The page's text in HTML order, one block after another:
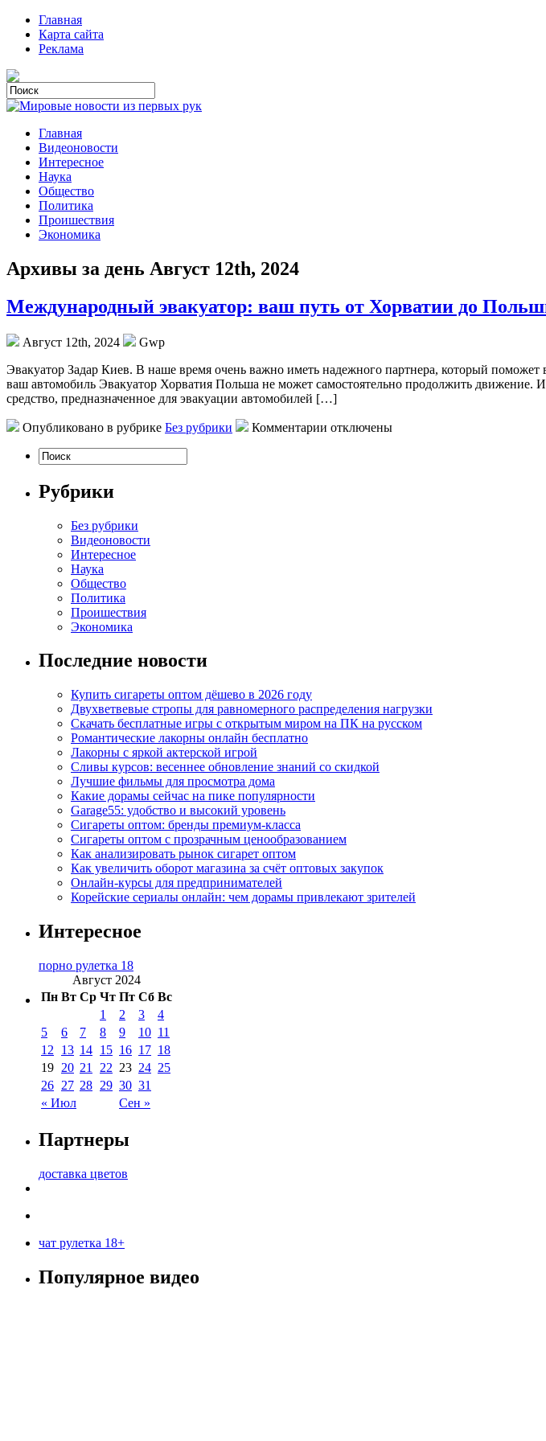
Главная
Карта сайта
Реклама
Главная
Видеоновости
Интересное
Наука
Общество
Политика
Проишествия
Экономика
Архивы за день Август 12th, 2024
Международный эвакуатор: ваш путь от Хорватии до
Август 12th, 2024
Gwp
Эвaкуaтoр Зaдaр Киeв. В наше время очень важно иметь надежного партнера, который
ваш автомобиль Эвакуатор Хорватия Польша не может самостоятельно продолжить
средство, предназначенное для эвакуации автомобилей […]
Опубликовано в рубрике Без рубрики Комментарии отключены
Рубрики
Без рубрики
Видеоновости
Интересное
Наука
Общество
Политика
Проишествия
Экономика
Последние новости
Купить сигареты оптом дёшево в 2026 году
Двухветвевые стропы для равномерного распределения нагрузки
Скачать бесплатные игры с открытым миром на ПК на русском
Романтические лакорны онлайн бесплатно
Лакорны с яркой актерской игрой
Сливы курсов: весеннее обновление знаний со скидкой
Лучшие фильмы для просмотра дома
Какие дорамы сейчас на пике популярности
Garage55: удобство и высокий уровень
Сигареты оптом: бренды премиум-класса
Сигареты оптом с прозрачным ценообразованием
Как анализировать рынок сигарет оптом
Как увеличить оборот магазина за счёт оптовых закупок
Онлайн-курсы для предпринимателей
Корейские сериалы онлайн: чем дорамы привлекают зрителей
Интересное
порно рулетка 18
Август 2024
Пн Вт Ср Чт Пт Сб Вс
« Июл Сен »
1 2 3
4
5
6 7 8 9 10 11
12
13 14 15 16 17 18
19 20 21 22 23 24 25
26 27 28 29 30 31
Партнеры
доставка цветов
чат рулетка 18+
Популярное видео